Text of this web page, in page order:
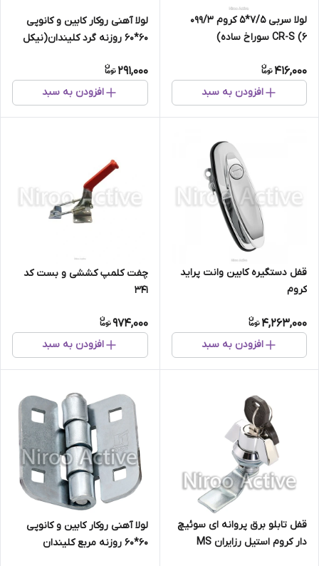
لولا سربی ۷/۵*۵ کروم ۰۹۹/۳
CR-S (۶ سوراخ ساده)
416,000
افزودن به سبد
لولا آهنی روکار کابین و کانوپی
۶۰*۶۰ روزنه گرد کلیندان(نیکل
291,000
افزودن به سبد
قفل دستگیره کابین وانت پراید
کروم
4,263,000
افزودن به سبد
چفت کلمپ کششی و بست کد
۳۴۱
974,000
افزودن به سبد
قفل تابلو برق پروانه ای سوئیچ
دار کروم استیل رزایران MS
لولا آهنی روکار کابین و کانوپی
۶۰*۶۰ روزنه مربع کلیندان